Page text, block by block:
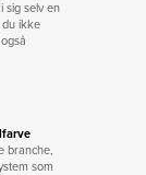
sig selv en
ikke
branche,
som